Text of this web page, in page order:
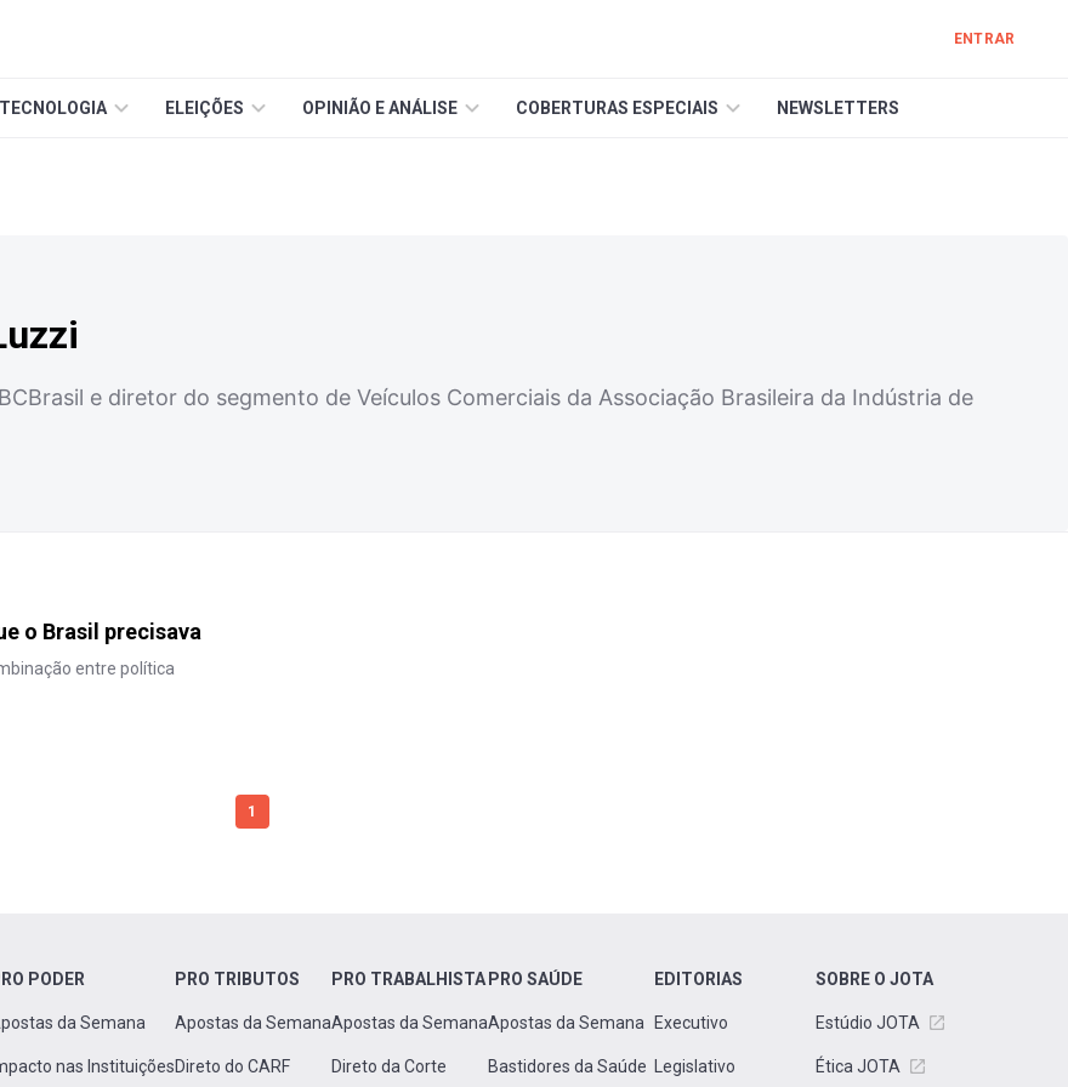
ENTRAR
TECNOLOGIA ELEIÇÕES OPINIÃO E ANÁLISE COBERTURAS ESPECIAIS NEWSLETTERS
e diretor do segmento de Veículos Comerciais da Associação Brasileira da Indústria de
o Brasil precisava
entre política
1
PODER
da Semana
nas Instituições
PRO TRIBUTOS
Apostas da Semana
Direto do CARF
PRO TRABALHISTA
Apostas da Semana
Direto da Corte
PRO SAÚDE
Apostas da Semana
Bastidores da Saúde
EDITORIAS
Executivo
Legislativo
SOBRE O JOTA
Estúdio JOTA
Ética JOTA